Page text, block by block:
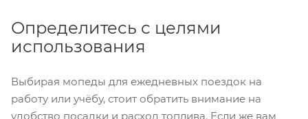
Определитесь с целями
использования
Выбирая мопеды для ежедневных поездок на
работу или учёбу, стоит обратить внимание на
удобство посадки и расход топлива. Если же вам